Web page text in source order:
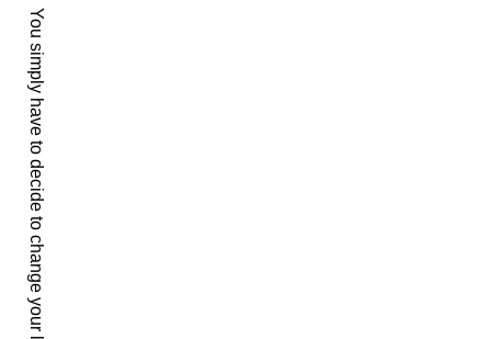
ー
シ
ョ
ンYou simply have to decide to change your life. It is that easy.